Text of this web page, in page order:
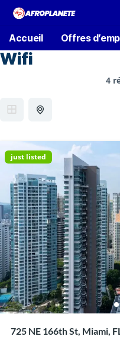
Accueil Offres
Wifi
4
just listed
725 NE 166th St, Miami,